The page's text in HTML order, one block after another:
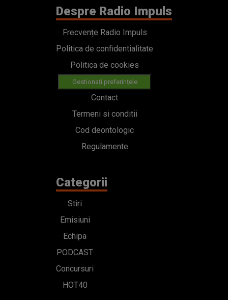
Despre Radio Impuls
Frecvențe Radio Impuls
Politica de confidentialitate
Politica de cookies
Gestionați preferințele
Contact
Termeni si conditii
Cod deontologic
Regulamente
Categorii
Stiri
Emisiuni
Echipa
PODCAST
Concursuri
HOT40